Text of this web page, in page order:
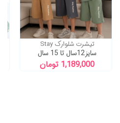
تیشرت شلوارک MIU MIU
سایز 6سال تا 9 سال
889,000 تومان